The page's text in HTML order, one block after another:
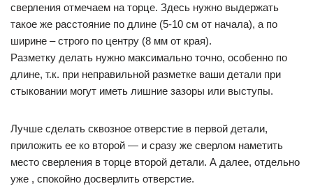
сверления отмечаем на торце. Здесь нужно выдержать
такое же расстояние по длине (5-10 см от начала), а по
ширине – строго по центру (8 мм от края).
Разметку делать нужно максимально точно, особенно по
длине, т.к. при неправильной разметке ваши детали при
стыковании могут иметь лишние зазоры или выступы.
Лучше сделать сквозное отверстие в первой детали,
приложить ее ко второй — и сразу же сверлом наметить
место сверления в торце второй детали. А далее, отдельно
уже , спокойно досверлить отверстие.